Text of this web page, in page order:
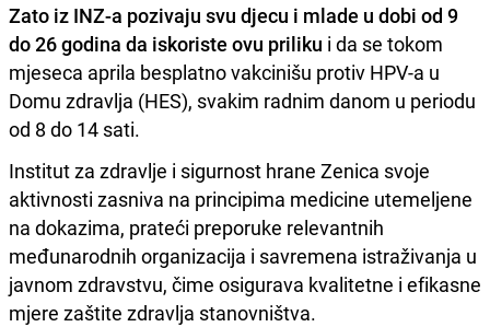
Zato iz INZ-a pozivaju svu djecu i mlade u dobi od 9
do 26 godina da iskoriste ovu priliku i da se tokom
mjeseca aprila besplatno vakcinišu protiv HPV-a u
Domu zdravlja (HES), svakim radnim danom u periodu
od 8 do 14 sati.
Institut za zdravlje i sigurnost hrane Zenica svoje
aktivnosti zasniva na principima medicine utemeljene
na dokazima, prateći preporuke relevantnih
međunarodnih organizacija i savremena istraživanja u
javnom zdravstvu, čime osigurava kvalitetne i efikasne
mjere zaštite zdravlja stanovništva.